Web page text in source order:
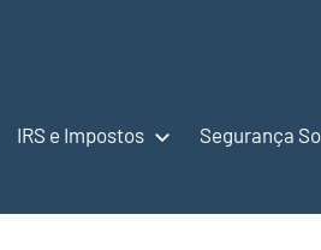
IRS e Impostos Segurança